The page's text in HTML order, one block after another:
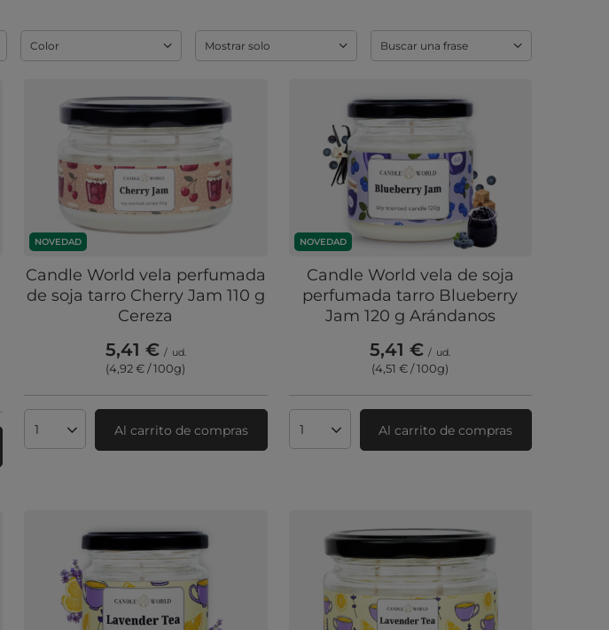
Color Mostrar solo Buscar una frase
NOVEDAD
Candle World vela perfumada
de soja tarro Cherry Jam 110 g
Cereza
5,41 € / ud.
(4,92 € / 100g)
Cantidad de productosAl carrito de compras
NOVEDAD
Candle World vela de soja
perfumada tarro Blueberry
Jam 120 g Arándanos
5,41 € / ud.
(4,51 € / 100g)
Cantidad de productosAl carrito de compras